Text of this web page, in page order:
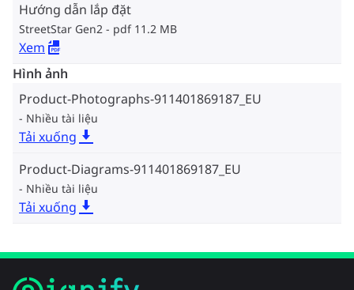
Hướng dẫn lắp đặt
StreetStar Gen2 pdf 11.2 MB
Xem
Hình ảnh
Product-Photographs-911401869187_EU
Nhiều tài liệu
Tải xuống
Product-Diagrams-911401869187_EU
Nhiều tài liệu
Tải xuống